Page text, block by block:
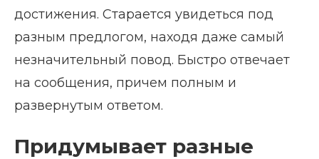
достижения. Старается увидеться под
разным предлогом, находя даже самый
незначительный повод. Быстро отвечает
на сообщения, причем полным и
развернутым ответом.
Придумывает разные